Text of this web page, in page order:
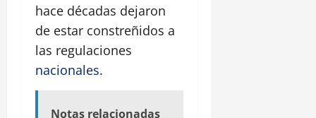
hace décadas dejaron
de estar constreñidos a
las regulaciones
nacionales.
Notas relacionadas